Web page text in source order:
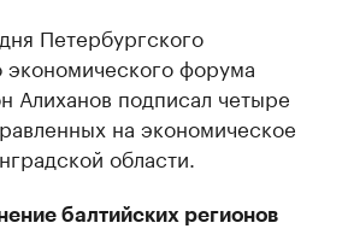
Петербургского
форума
Алиханов подписал четыре
на экономическое
области.
балтийских регионов